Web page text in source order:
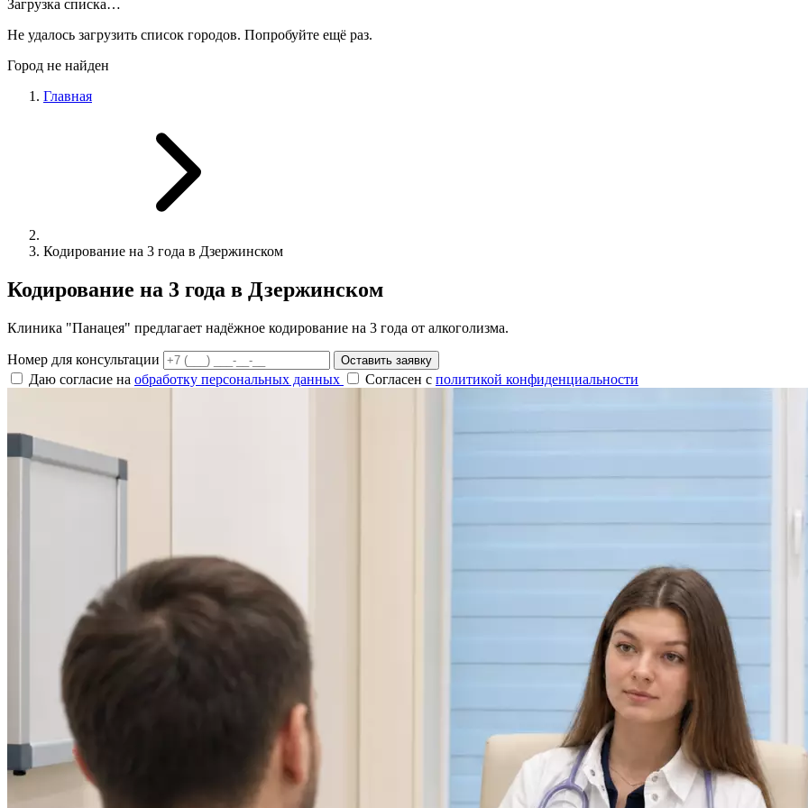
Загрузка списка…
Не удалось загрузить список городов. Попробуйте ещё раз.
Город не найден
Главная
Кодирование на 3 года в Дзержинском
Кодирование на 3 года в Дзержинском
Клиника "Панацея" предлагает надёжное кодирование на 3 года от алкоголизма.
Номер для консультации Оставить заявку
Даю согласие на обработку персональных данных Согласен с политикой конфиденциальности